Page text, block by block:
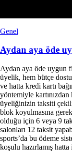
Genel
Aydan aya öde
Aydan aya öde uygun
üyelik, hem bütçe
ve hatta kredi kartı
yöntemiyle
üyeliğinizin taksiti
blok koyulmasına
olduğu için 6 veya 9
salonları 12 taksit
sports’da bu ödeme
koşulu hazırlamış